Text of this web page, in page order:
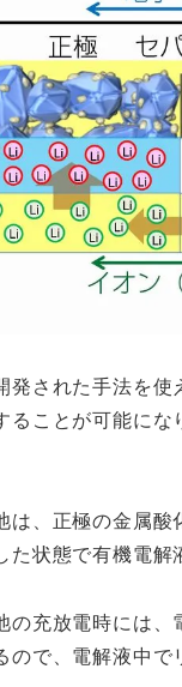
発された手法を
ることが可能に
は、正極の金属
た状態で有機電解
の充放電時には
ので、電解液中